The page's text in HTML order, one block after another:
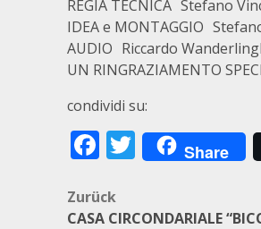
REGIA TECNICA Stefano
IDEA e MONTAGGIO
AUDIO Riccardo
UN RINGRAZIAMENTO
condividi su:
Facebook
Twitter
Share
Zurück
CASA CIRCONDARIALE